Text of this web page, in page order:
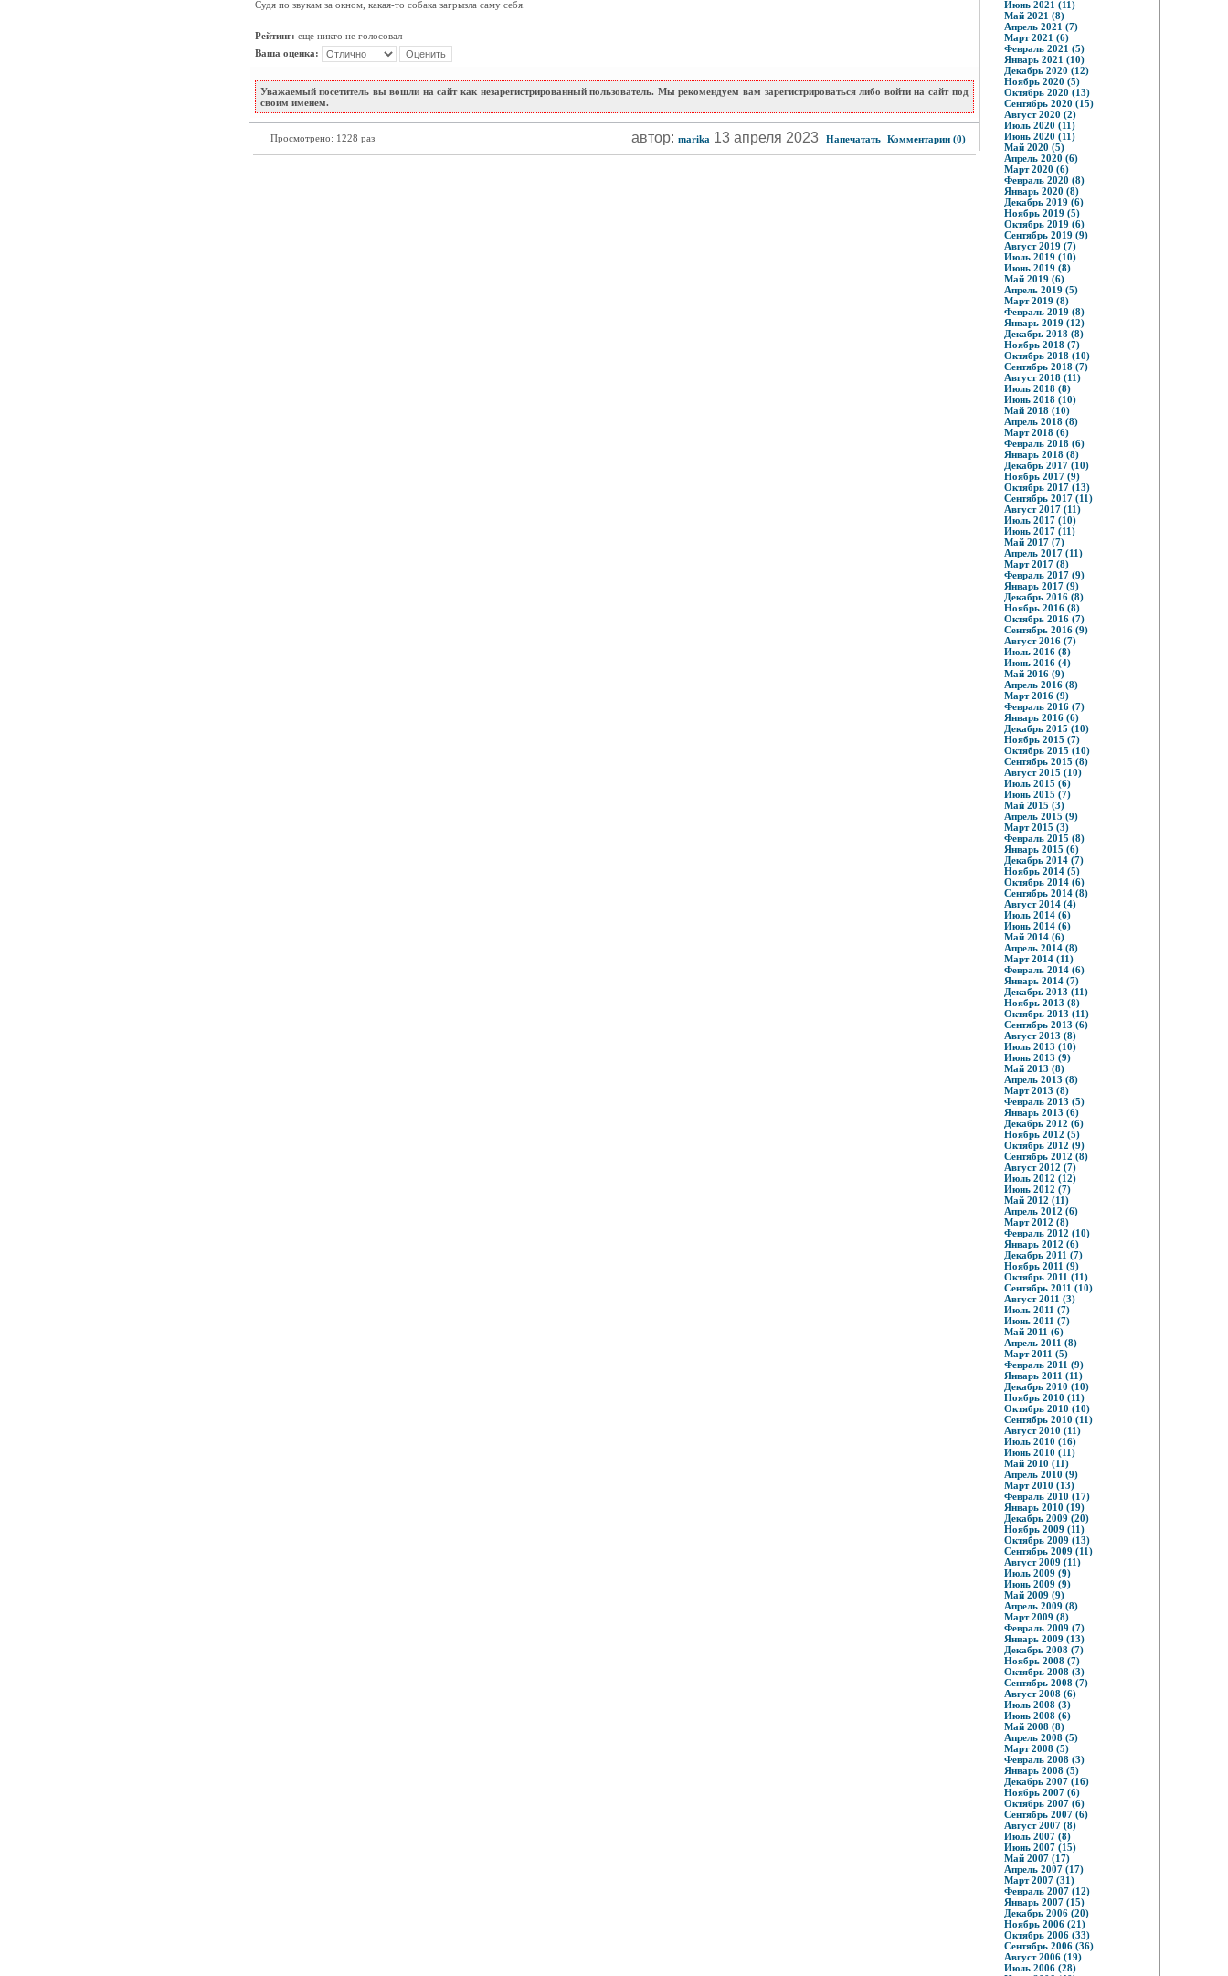
Судя по звукам за окном, какая-то собака загрызла саму себя.
Рейтинг: еще никто не голосовал
Ваша оценка:
Уважаемый посетитель вы вошли на сайт как незарегистрированный пользователь. Мы рекомендуем вам зарегистрироваться либо войти на сайт под
своим именем.
Просмотрено: 1228 раз автор: marika 13 апреля 2023 Напечатать Комментарии (0)
Июнь 2021 (11)
Май 2021 (8)
Апрель 2021 (7)
Март 2021 (6)
Февраль 2021 (5)
Январь 2021 (10)
Декабрь 2020 (12)
Ноябрь 2020 (5)
Октябрь 2020 (13)
Сентябрь 2020 (15)
Август 2020 (2)
Июль 2020 (11)
Июнь 2020 (11)
Май 2020 (5)
Апрель 2020 (6)
Март 2020 (6)
Февраль 2020 (8)
Январь 2020 (8)
Декабрь 2019 (6)
Ноябрь 2019 (5)
Октябрь 2019 (6)
Сентябрь 2019 (9)
Август 2019 (7)
Июль 2019 (10)
Июнь 2019 (8)
Май 2019 (6)
Апрель 2019 (5)
Март 2019 (8)
Февраль 2019 (8)
Январь 2019 (12)
Декабрь 2018 (8)
Ноябрь 2018 (7)
Октябрь 2018 (10)
Сентябрь 2018 (7)
Август 2018 (11)
Июль 2018 (8)
Июнь 2018 (10)
Май 2018 (10)
Апрель 2018 (8)
Март 2018 (6)
Февраль 2018 (6)
Январь 2018 (8)
Декабрь 2017 (10)
Ноябрь 2017 (9)
Октябрь 2017 (13)
Сентябрь 2017 (11)
Август 2017 (11)
Июль 2017 (10)
Июнь 2017 (11)
Май 2017 (7)
Апрель 2017 (11)
Март 2017 (8)
Февраль 2017 (9)
Январь 2017 (9)
Декабрь 2016 (8)
Ноябрь 2016 (8)
Октябрь 2016 (7)
Сентябрь 2016 (9)
Август 2016 (7)
Июль 2016 (8)
Июнь 2016 (4)
Май 2016 (9)
Апрель 2016 (8)
Март 2016 (9)
Февраль 2016 (7)
Январь 2016 (6)
Декабрь 2015 (10)
Ноябрь 2015 (7)
Октябрь 2015 (10)
Сентябрь 2015 (8)
Август 2015 (10)
Июль 2015 (6)
Июнь 2015 (7)
Май 2015 (3)
Апрель 2015 (9)
Март 2015 (3)
Февраль 2015 (8)
Январь 2015 (6)
Декабрь 2014 (7)
Ноябрь 2014 (5)
Октябрь 2014 (6)
Сентябрь 2014 (8)
Август 2014 (4)
Июль 2014 (6)
Июнь 2014 (6)
Май 2014 (6)
Апрель 2014 (8)
Март 2014 (11)
Февраль 2014 (6)
Январь 2014 (7)
Декабрь 2013 (11)
Ноябрь 2013 (8)
Октябрь 2013 (11)
Сентябрь 2013 (6)
Август 2013 (8)
Июль 2013 (10)
Июнь 2013 (9)
Май 2013 (8)
Апрель 2013 (8)
Март 2013 (8)
Февраль 2013 (5)
Январь 2013 (6)
Декабрь 2012 (6)
Ноябрь 2012 (5)
Октябрь 2012 (9)
Сентябрь 2012 (8)
Август 2012 (7)
Июль 2012 (12)
Июнь 2012 (7)
Май 2012 (11)
Апрель 2012 (6)
Март 2012 (8)
Февраль 2012 (10)
Январь 2012 (6)
Декабрь 2011 (7)
Ноябрь 2011 (9)
Октябрь 2011 (11)
Сентябрь 2011 (10)
Август 2011 (3)
Июль 2011 (7)
Июнь 2011 (7)
Май 2011 (6)
Апрель 2011 (8)
Март 2011 (5)
Февраль 2011 (9)
Январь 2011 (11)
Декабрь 2010 (10)
Ноябрь 2010 (11)
Октябрь 2010 (10)
Сентябрь 2010 (11)
Август 2010 (11)
Июль 2010 (16)
Июнь 2010 (11)
Май 2010 (11)
Апрель 2010 (9)
Март 2010 (13)
Февраль 2010 (17)
Январь 2010 (19)
Декабрь 2009 (20)
Ноябрь 2009 (11)
Октябрь 2009 (13)
Сентябрь 2009 (11)
Август 2009 (11)
Июль 2009 (9)
Июнь 2009 (9)
Май 2009 (9)
Апрель 2009 (8)
Март 2009 (8)
Февраль 2009 (7)
Январь 2009 (13)
Декабрь 2008 (7)
Ноябрь 2008 (7)
Октябрь 2008 (3)
Сентябрь 2008 (7)
Август 2008 (6)
Июль 2008 (3)
Июнь 2008 (6)
Май 2008 (8)
Апрель 2008 (5)
Март 2008 (5)
Февраль 2008 (3)
Январь 2008 (5)
Декабрь 2007 (16)
Ноябрь 2007 (6)
Октябрь 2007 (6)
Сентябрь 2007 (6)
Август 2007 (8)
Июль 2007 (8)
Июнь 2007 (15)
Май 2007 (17)
Апрель 2007 (17)
Март 2007 (31)
Февраль 2007 (12)
Январь 2007 (15)
Декабрь 2006 (20)
Ноябрь 2006 (21)
Октябрь 2006 (33)
Сентябрь 2006 (36)
Август 2006 (19)
Июль 2006 (28)